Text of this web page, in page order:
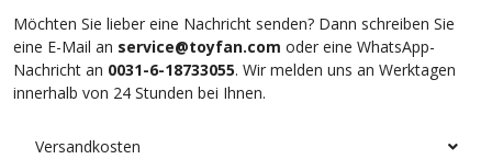
Möchten Sie lieber eine Nachricht senden? Dann schreiben Sie
eine E-Mail an service@toyfan.com oder eine WhatsApp-
Nachricht an 0031-6-18733055. Wir melden uns an Werktagen
innerhalb von 24 Stunden bei Ihnen.
Versandkosten